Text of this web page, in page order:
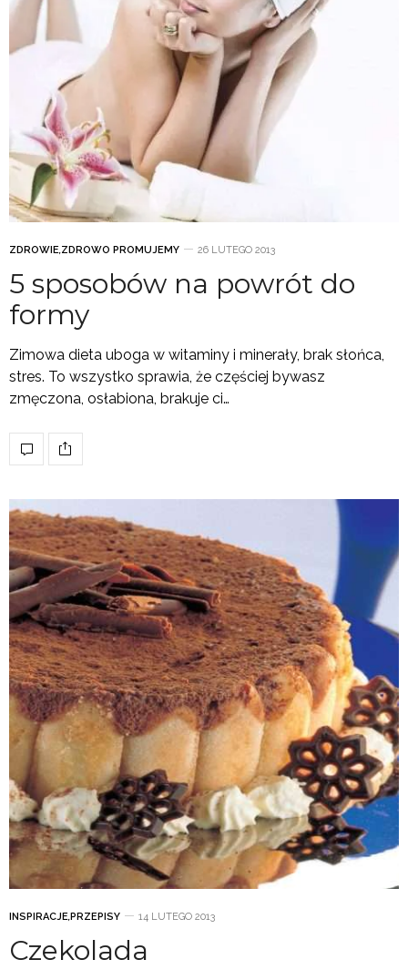
ZDROWIE,ZDROWO PROMUJEMY 26 LUTEGO 2013
5 sposobów na powrót do
formy
Zimowa dieta uboga w witaminy i minerały, brak słońca,
stres. To wszystko sprawia, że częściej bywasz
zmęczona, osłabiona, brakuje ci…
INSPIRACJE,PRZEPISY 14 LUTEGO 2013
Czekolada